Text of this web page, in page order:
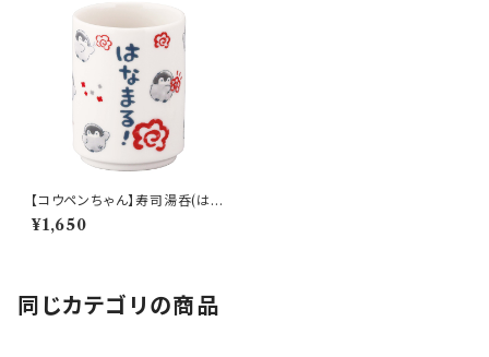
【コウペンちゃん】寿司湯呑(はな
まる)【KPC20】KPC21-327
¥1,650
同じカテゴリの商品